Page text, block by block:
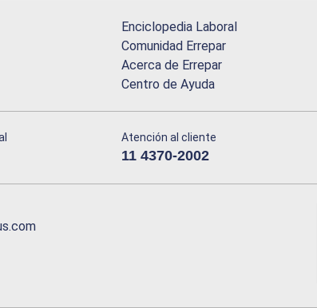
Enciclopedia Laboral
Comunidad Errepar
Acerca de Errepar
Centro de Ayuda
Atención al cliente
11 4370-2002